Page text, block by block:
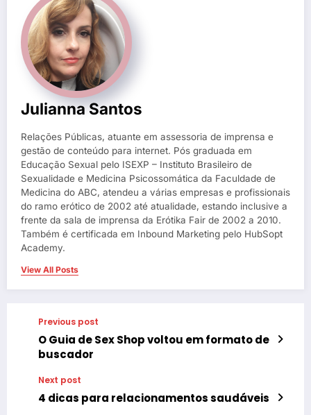
Julianna Santos
Relações Públicas, atuante em assessoria de imprensa e
gestão de conteúdo para internet. Pós graduada em
Educação Sexual pelo ISEXP – Instituto Brasileiro de
Sexualidade e Medicina Psicossomática da Faculdade de
Medicina do ABC, atendeu a várias empresas e profissionais
do ramo erótico de 2002 até atualidade, estando inclusive a
frente da sala de imprensa da Erótika Fair de 2002 a 2010.
Também é certificada em Inbound Marketing pelo HubSopt
Academy.
View All Posts
Previous post
O Guia de Sex Shop voltou em formato de
buscador
Next post
4 dicas para relacionamentos saudáveis